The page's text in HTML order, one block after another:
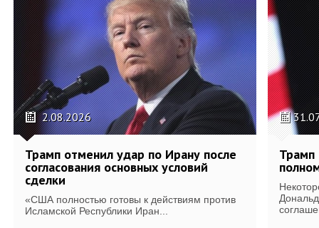
2.08.2026
Трамп отменил удар по Ирану после
согласования основных условий
сделки
«США полностью готовы к действиям против
Исламской Республики Иран...
Трамп